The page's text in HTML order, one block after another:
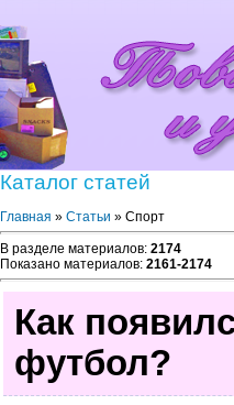
Каталог статей
Главная » Статьи » Спорт
В разделе материалов: 2174
Показано материалов: 2161-2174
Как
футбол?